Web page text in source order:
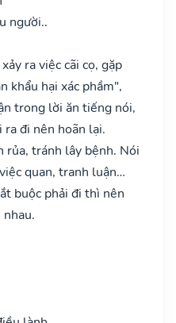
người..
ra việc cãi cọ, gặp
khẩu hại xác phầm",
trong lời ăn tiếng nói,
đi nên hoãn lại.
rủa, tránh lây bệnh. Nói
quan, tranh luận…
buộc phải đi thì nên